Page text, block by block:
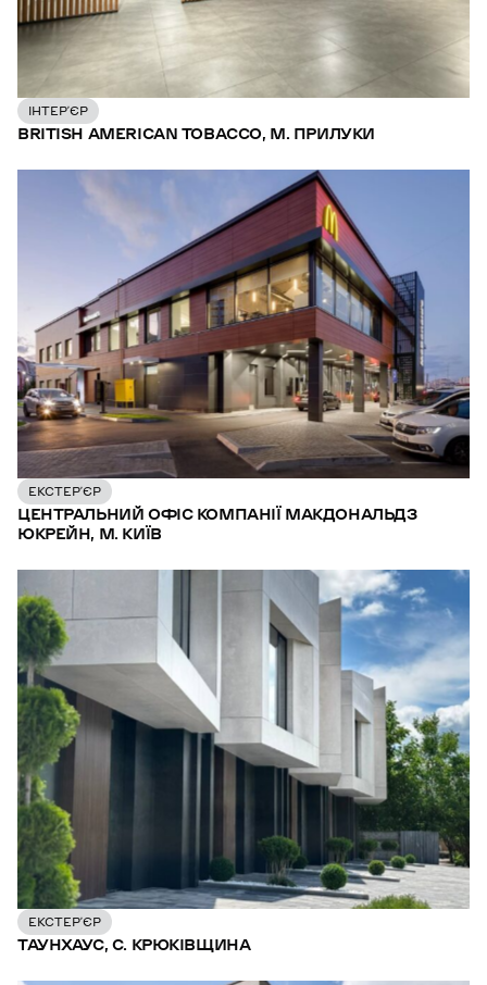
ІНТЕР’ЄР
BRITISH AMERICAN TOBACCO, М. ПРИЛУКИ
ЕКСТЕР’ЄР
ЦЕНТРАЛЬНИЙ ОФІС КОМПАНІЇ МАКДОНАЛЬДЗ
ЮКРЕЙН, М. КИЇВ
ЕКСТЕР’ЄР
ТАУНХАУС, С. КРЮКІВЩИНА